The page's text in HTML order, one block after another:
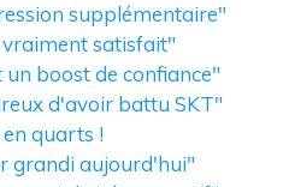
supplémentaire"
vraiment satisfait"
boost de confiance"
d'avoir battu SKT"
quarts !
grandi aujourd'hui"